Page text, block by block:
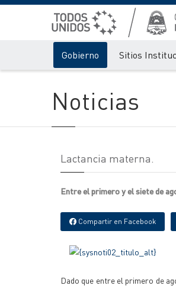
Gobierno Sitios
Noticias
Lactancia materna.
Entre el primero y el siete de
Compartir en Facebook
Dado que entre el primero de